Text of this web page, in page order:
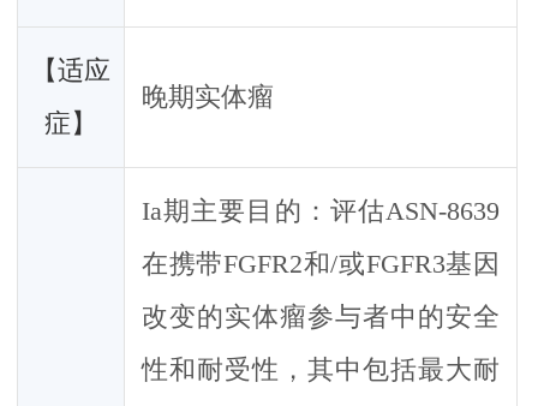
【适应
症】
晚期实体瘤
Ia期主要目的：评估ASN-8639
在携带FGFR2和/或FGFR3基因
改变的实体瘤参与者中的安全
性和耐受性，其中包括最大耐